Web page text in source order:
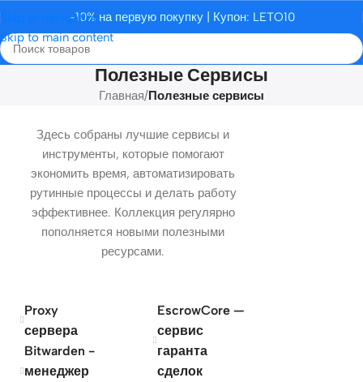
Skip to navigation
Skip to main content
-10% на первую покупку | Купон: LETO10
Полезные Сервисы
Главная/Полезные сервисы
Здесь собраны лучшие сервисы и
инструменты, которые помогают
экономить время, автоматизировать
рутинные процессы и делать работу
эффективнее. Коллекция регулярно
пополняется новыми полезными
ресурсами.
Proxy
сервера
Bitwarden -
менеджер
EscrowCore —
сервис
гаранта
сделок